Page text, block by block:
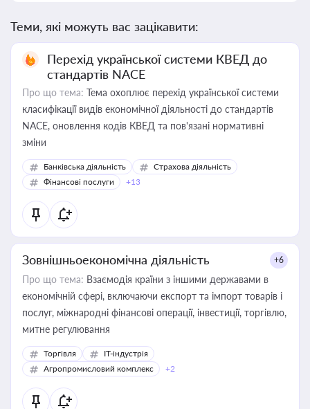
Теми, які можуть вас зацікавити:
Перехід української системи КВЕД до
стандартів NACE
Про що тема: Тема охоплює перехід української системи
класифікації видів економічної діяльності до стандартів
NACE, оновлення кодів КВЕД та пов'язані нормативні
зміни
Банківська діяльність
Страхова діяльність
Фінансові послуги
+13
Зовнішньоекономічна діяльність +6
Про що тема: Взаємодія країни з іншими державами в
економічній сфері, включаючи експорт та імпорт товарів і
послуг, міжнародні фінансові операції, інвестиції, торгівлю,
митне регулювання
Торгівля
IT-індустрія
Агропромисловий комплекс
+2